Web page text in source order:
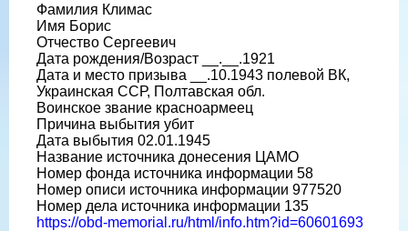
Фамилия Климас
Имя Борис
Отчество Сергеевич
Дата рождения/Возраст __.__.1921
Дата и место призыва __.10.1943 полевой ВК,
Украинская ССР, Полтавская обл.
Воинское звание красноармеец
Причина выбытия убит
Дата выбытия 02.01.1945
Название источника донесения ЦАМО
Номер фонда источника информации 58
Номер описи источника информации 977520
Номер дела источника информации 135
https://obd-memorial.ru/html/info.htm?id=60601693